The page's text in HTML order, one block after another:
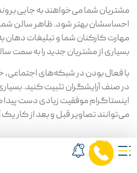
مشتریان شما می‌خواهند به جایی
احساسشان بهتر شود. ظاهر سالن
مهارت کارکنان شما و تبلیغات
بسیاری از مشتریان جدید را به سمت
با فعال بودن در شبکه‌های اجتماعی،
در صنف آرایشگران تثبیت کنید.
اینستاگرام موفقیت زیادی دست پیدا
می‌توانند تصاویر قبل و بعد از کار